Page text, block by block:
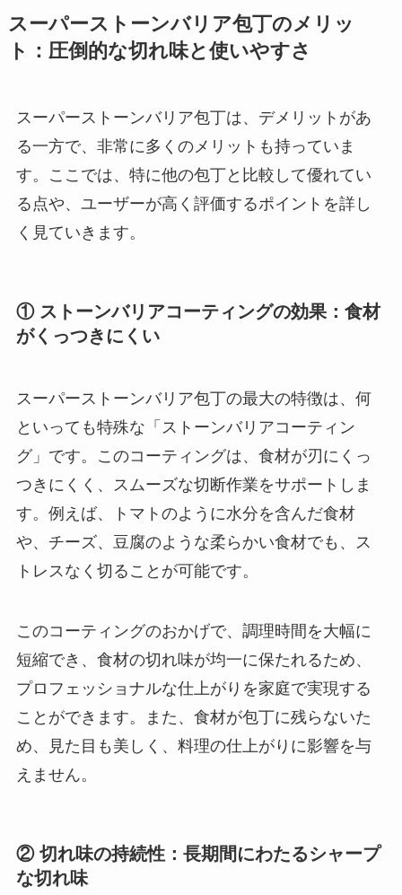
スーパーストーンバリア包丁のメリッ
ト：圧倒的な切れ味と使いやすさ
スーパーストーンバリア包丁は、デメリットがあ
る一方で、非常に多くのメリットも持っていま
す。ここでは、特に他の包丁と比較して優れてい
る点や、ユーザーが高く評価するポイントを詳し
く見ていきます。
① ストーンバリアコーティングの効果：食材
がくっつきにくい
スーパーストーンバリア包丁の最大の特徴は、何
といっても特殊な「ストーンバリアコーティン
グ」です。このコーティングは、食材が刃にくっ
つきにくく、スムーズな切断作業をサポートしま
す。例えば、トマトのように水分を含んだ食材
や、チーズ、豆腐のような柔らかい食材でも、ス
トレスなく切ることが可能です。
このコーティングのおかげで、調理時間を大幅に
短縮でき、食材の切れ味が均一に保たれるため、
プロフェッショナルな仕上がりを家庭で実現する
ことができます。また、食材が包丁に残らないた
め、見た目も美しく、料理の仕上がりに影響を与
えません。
② 切れ味の持続性：長期間にわたるシャープ
な切れ味